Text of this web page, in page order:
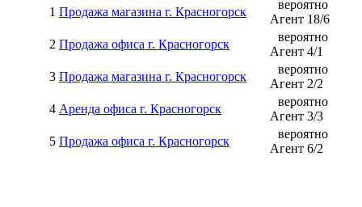
1 Продажа магазина г. Красногорск
вероятно
Агент 18/6
2 Продажа офиса г. Красногорск
вероятно
Агент 4/1
3 Продажа магазина г. Красногорск
вероятно
Агент 2/2
4 Аренда офиса г. Красногорск
вероятно
Агент 3/3
5 Продажа офиса г. Красногорск
вероятно
Агент 6/2